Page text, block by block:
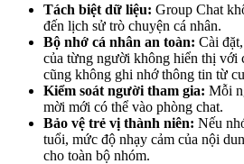
Tách biệt dữ liệu: Group Chat
đến lịch sử trò chuyện cá nhân.
Bộ nhớ cá nhân an toàn: Cài
của từng người không hiển thị với
cũng không ghi nhớ thông tin từ
Kiểm soát người tham gia: Mỗi
mời mới có thể vào phòng chat.
Bảo vệ trẻ vị thành niên: Nếu
tuổi, mức độ nhạy cảm của nội
cho toàn bộ nhóm.